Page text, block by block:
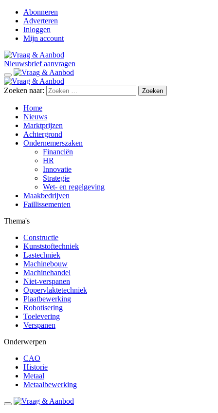
Abonneren
Adverteren
Inloggen
Mijn account
Nieuwsbrief aanvragen
Zoeken naar:
Home
Nieuws
Marktprijzen
Achtergrond
Ondernemerszaken
Financiën
HR
Innovatie
Strategie
Wet- en regelgeving
Maakbedrijven
Faillissementen
Thema's
Constructie
Kunststoftechniek
Lastechniek
Machinebouw
Machinehandel
Niet-verspanen
Oppervlaktetechniek
Plaatbewerking
Robotisering
Toelevering
Verspanen
Onderwerpen
CAO
Historie
Metaal
Metaalbewerking